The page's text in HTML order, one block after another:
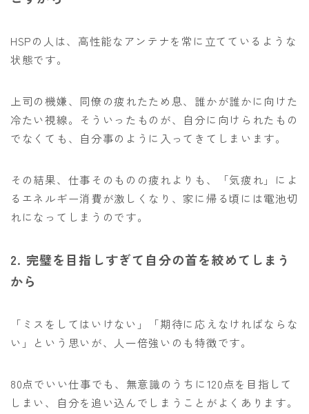
HSPの人は、高性能なアンテナを常に立てているような
状態です。
上司の機嫌、同僚の疲れたため息、誰かが誰かに向けた
冷たい視線。そういったものが、自分に向けられたもの
でなくても、自分事のように入ってきてしまいます。
その結果、仕事そのものの疲れよりも、「気疲れ」によ
るエネルギー消費が激しくなり、家に帰る頃には電池切
れになってしまうのです。
2. 完璧を目指しすぎて自分の首を絞めてしまう
から
「ミスをしてはいけない」「期待に応えなければならな
い」という思いが、人一倍強いのも特徴です。
80点でいい仕事でも、無意識のうちに120点を目指して
しまい、自分を追い込んでしまうことがよくあります。